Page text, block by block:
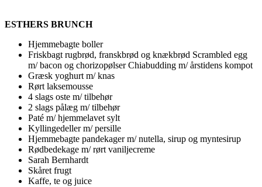
ESTHERS BRUNCH
Hjemmebagte boller
Friskbagt rugbrød, franskbrød og knækbrød Scrambled egg
m/ bacon og chorizopølser Chiabudding m/ årstidens kompot
Græsk yoghurt m/ knas
Rørt laksemousse
4 slags oste m/ tilbehør
2 slags pålæg m/ tilbehør
Paté m/ hjemmelavet sylt
Kyllingedeller m/ persille
Hjemmebagte pandekager m/ nutella, sirup og myntesirup
Rødbedekage m/ rørt vaniljecreme
Sarah Bernhardt
Skåret frugt
Kaffe, te og juice